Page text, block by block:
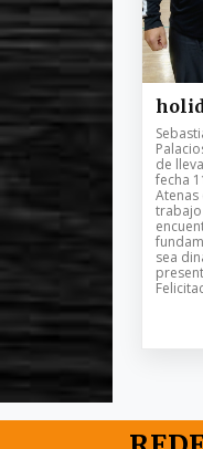
de
fecha
Atenas
trabajo
sea